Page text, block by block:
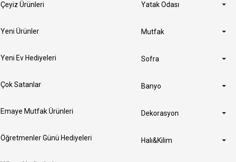
Çeyiz Ürünleri
Yeni Ürünler
Yeni Ev Hediyeleri
Çok Satanlar
Emaye Mutfak Ürünleri
Öğretmenler Günü Hediyeleri
Yatak Odası
Mutfak
Sofra
Banyo
Dekorasyon
Halı&Kilim